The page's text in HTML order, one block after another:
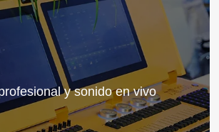
y sonido en vivo